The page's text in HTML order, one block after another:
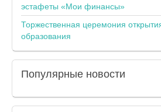
эстафеты «Мои финансы»
Торжественная церемония
образования
Популярные новости